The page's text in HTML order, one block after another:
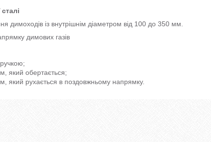
димоходів із внутрішнім діаметром від 100 до 350 мм.
димових газів
який обертається;
який рухається в поздовжньому напрямку.